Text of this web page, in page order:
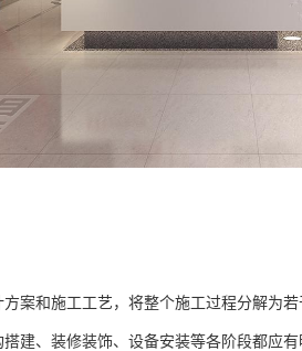
案和施工工艺，将整个施工过程分解为
建、装修装饰、设备安装等各阶段都应有